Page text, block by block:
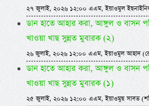
২৭ জুলাই, ২০২৬ ১২:০০ এএম, ইয়াওমুল
ডান হাতে আহার করা, আঙ্গুল ও বাসন
খাওয়া খাছ সুন্নত মুবারক (২)
২৬ জুলাই, ২০২৬ ১২:০০ এএম, ইয়াওমুল আহাদ
ডান হাতে আহার করা, আঙ্গুল ও বাসন
খাওয়া খাছ সুন্নত মুবারক (১)
২৫ জুলাই, ২০২৬ ১২:০০ এএম, ইয়াওমুছ সাবত